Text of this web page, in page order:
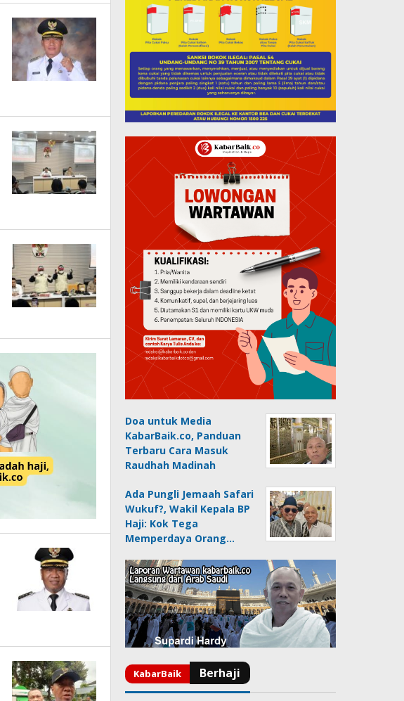
Doa untuk Media
KabarBaik.co, Panduan
Terbaru Cara Masuk
Raudhah Madinah
Ada Pungli Jemaah Safari
Wukuf?, Wakil Kepala BP
Haji: Kok Tega
Memperdaya Orang…